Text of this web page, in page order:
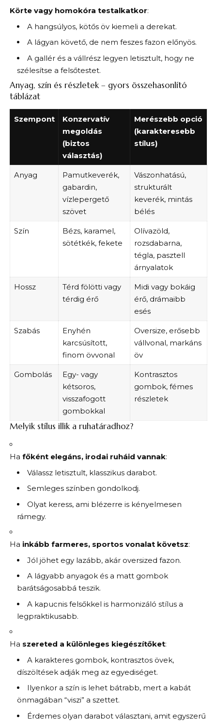
Körte vagy homokóra testalkatkor:
A hangsúlyos, kötős öv kiemeli a derekat.
A lágyan követő, de nem feszes fazon előnyös.
A gallér és a vállrész legyen letisztult, hogy ne
szélesítse a felsőtestet.
Anyag, szín és részletek – gyors összehasonlító
táblázat
Szempont
Konzervatív
megoldás
(biztos
választás)
Merészebb opció
(karakteresebb
stílus)
Anyag
Pamutkeverék,
gabardin,
vízlepergető
szövet
Vászonhatású,
strukturált
keverék, mintás
bélés
Szín
Bézs, karamel,
sötétkék, fekete
Olívazöld,
rozsdabarna,
tégla, pasztell
árnyalatok
Hossz
Térd fölötti vagy
térdig érő
Midi vagy bokáig
érő, drámaibb
esés
Szabás
Enyhén
karcsúsított,
finom övvonal
Oversize, erősebb
vállvonal, markáns
öv
Gombolás
Egy- vagy
kétsoros,
visszafogott
gombokkal
Kontrasztos
gombok, fémes
részletek
Melyik stílus illik a ruhatáradhoz?
Ha főként elegáns, irodai ruháid vannak:
Válassz letisztult, klasszikus darabot.
Semleges színben gondolkodj.
Olyat keress, ami blézerre is kényelmesen
rámegy.
Ha inkább farmeres, sportos vonalat követsz:
Jól jöhet egy lazább, akár oversized fazon.
A lágyabb anyagok és a matt gombok
barátságosabbá teszik.
A kapucnis felsőkkel is harmonizáló stílus a
legpraktikusabb.
Ha szereted a különleges kiegészítőket:
A karakteres gombok, kontrasztos övek,
díszöltések adják meg az egyediséget.
Ilyenkor a szín is lehet bátrabb, mert a kabát
önmagában “viszi” a szettet.
Érdemes olyan darabot választani, amit egyszerű